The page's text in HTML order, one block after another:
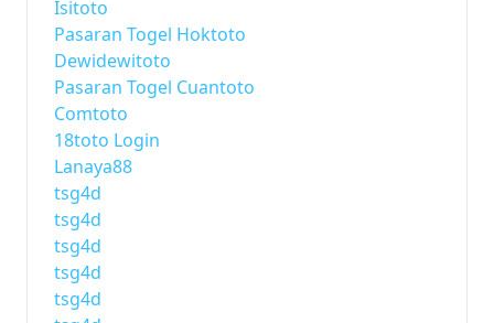
Isitoto
Pasaran Togel Hoktoto
Dewidewitoto
Pasaran Togel Cuantoto
Comtoto
18toto Login
Lanaya88
tsg4d
tsg4d
tsg4d
tsg4d
tsg4d